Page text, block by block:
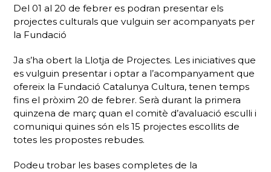
Del 01 al 20 de febrer es podran presentar els
projectes culturals que vulguin ser acompanyats per
la Fundació
Ja s’ha obert la Llotja de Projectes. Les iniciatives que
es vulguin presentar i optar a l’acompanyament que
ofereix la Fundació Catalunya Cultura, tenen temps
fins el pròxim 20 de febrer. Serà durant la primera
quinzena de març quan el comitè d’avaluació esculli i
comuniqui quines són els 15 projectes escollits de
totes les propostes rebudes.
Podeu trobar les bases completes de la